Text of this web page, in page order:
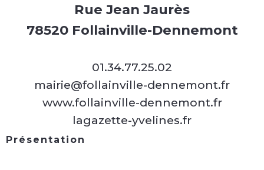
Rue Jean Jaurès
78520 Follainville-Dennemont
01.34.77.25.02
mairie@follainville-dennemont.fr
www.follainville-dennemont.fr
lagazette-yvelines.fr
Présentation